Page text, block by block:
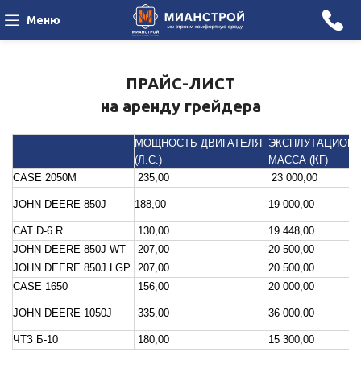
Меню
ПРАЙС-ЛИСТ
на аренду грейдера
МОЩНОСТЬ ДВИГАТЕЛЯ
(Л.С.)
МАССА (КГ)
CASE 2050М
235,00 23 000,00
JOHN DEERE 850J 188,00 19 000,00
CAT D-6 R 130,00
19 448,00
JOHN DEERE 850J WT
207,00
20 500,00
JOHN DEERE 850J LGP
207,00
20 500,00
CASE 1650
156,00 20 000,00
JOHN DEERE 1050J 335,00 36 000,00
ЧТЗ Б-10 180,00 15 300,00